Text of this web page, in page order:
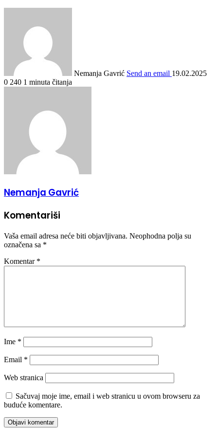
Nemanja Gavrić Send an email 19.02.2025
0 240 1 minuta čitanja
Nemanja Gavrić
Komentariši
Vaša email adresa neće biti objavljivana. Neophodna polja su
označena sa *
Komentar *
Ime *
Email *
Web stranica
Sačuvaj moje ime, email i web stranicu u ovom browseru za
buduće komentare.